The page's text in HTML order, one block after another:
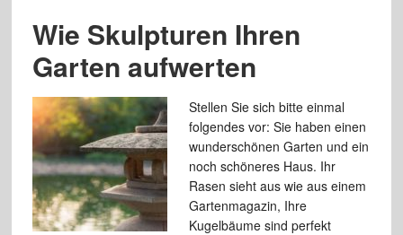
Wie Skulpturen Ihren
Garten aufwerten
Stellen Sie sich bitte einmal
folgendes vor: Sie haben einen
wunderschönen Garten und ein
noch schöneres Haus. Ihr
Rasen sieht aus wie aus einem
Gartenmagazin, Ihre
Kugelbäume sind perfekt